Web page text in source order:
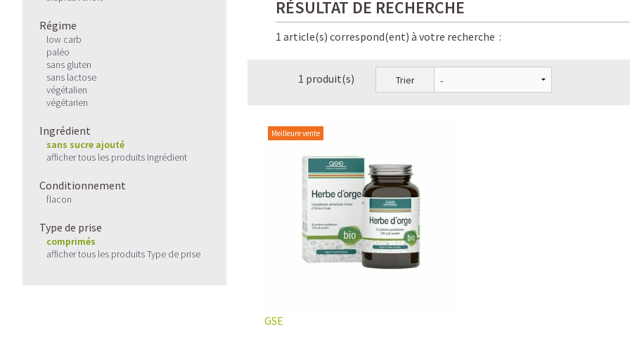
Régime
low carb
paléo
sans gluten
sans lactose
végétalien
végétarien
Ingrédient
sans sucre ajouté
afficher tous les produits Ingrédient
Conditionnement
flacon
Type de prise
comprimés
afficher tous les produits Type de prise
RÉSULTAT DE RECHERCHE
1 article(s) correspond(ent) à votre recherche :
1 produit(s) Trier
Meilleure vente
GSE